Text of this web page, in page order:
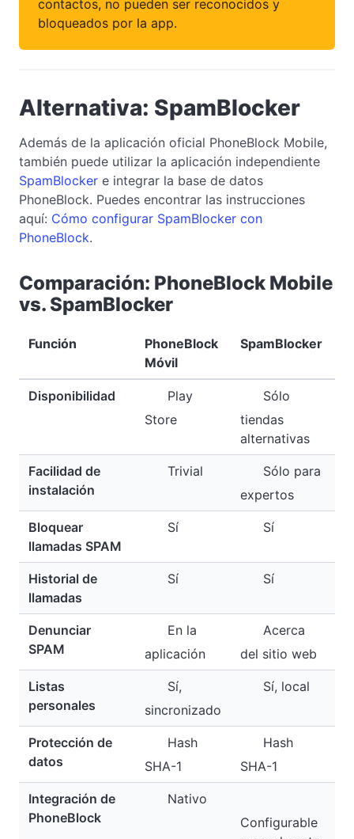
contactos, no pueden ser reconocidos y
bloqueados por la app.
Alternativa: SpamBlocker
Además de la aplicación oficial PhoneBlock Mobile,
también puede utilizar la aplicación independiente
SpamBlocker e integrar la base de datos
PhoneBlock. Puedes encontrar las instrucciones
aquí: Cómo configurar SpamBlocker con
PhoneBlock.
Comparación: PhoneBlock Mobile
vs. SpamBlocker
Función
PhoneBlock
Móvil
SpamBlocker
Disponibilidad
Play
Store
Sólo
tiendas
alternativas
Facilidad de
instalación
Trivial
Sólo para
expertos
Bloquear
llamadas SPAM
Sí Sí
Historial de
llamadas
Sí Sí
Denunciar
SPAM
En la
aplicación
Acerca
del sitio web
Listas
personales
Sí,
sincronizado
Sí, local
Protección de
datos
Hash
SHA-1
Hash
SHA-1
Integración de
PhoneBlock
Nativo
Configurable